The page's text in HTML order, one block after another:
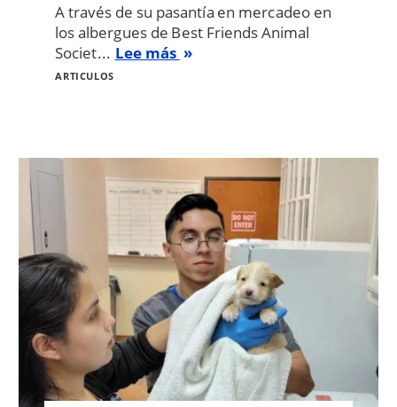
A través de su pasantía en mercadeo en
los albergues de Best Friends Animal
Societ... Lee más
ARTICULOS
Image